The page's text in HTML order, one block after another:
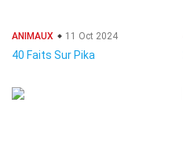
ANIMAUX 11 Oct 2024
40 Faits Sur Pika